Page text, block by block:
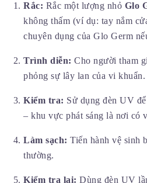
Rắc: Rắc một lượng nhỏ Glo
không thấm (ví dụ: tay nắm
chuyên dụng của Glo Germ
Trình diễn: Cho người tham
phỏng sự lây lan của vi khuẩn.
Kiểm tra: Sử dụng đèn UV
– khu vực phát sáng là nơi có
Làm sạch: Tiến hành vệ sinh
thường.
Kiểm tra lại: Dùng đèn UV